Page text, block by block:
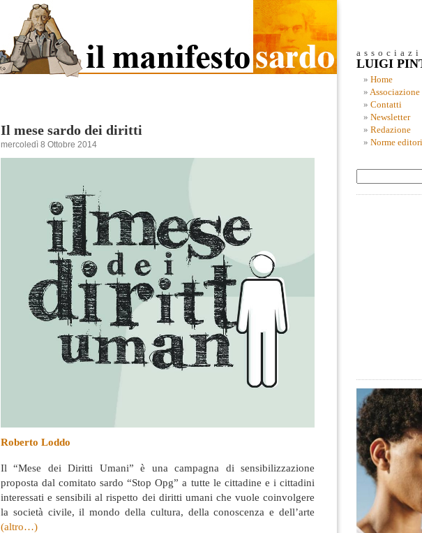
Il mese sardo dei diritti
mercoledì 8 Ottobre 2014
Roberto Loddo
Il “Mese dei Diritti Umani” è una campagna di sensibilizzazione
proposta dal comitato sardo “Stop Opg” a tutte le cittadine e i cittadini
interessati e sensibili al rispetto dei diritti umani che vuole coinvolgere
la società civile, il mondo della cultura, della conoscenza e dell’arte
(altro…)
LUIGI
Home
Associazione
Contatti
Newsletter
Redazione
Norme